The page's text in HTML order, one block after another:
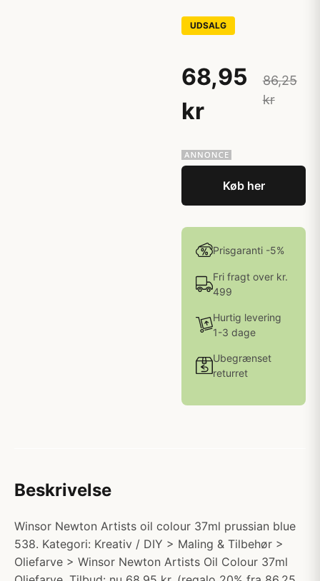
UDSALG
68,95
kr
86,25
kr
Køb her
Prisgaranti -5%
Fri fragt over kr.
499
Hurtig levering
1-3 dage
Ubegrænset
returret
Beskrivelse
Winsor Newton Artists oil colour 37ml prussian blue
538. Kategori: Kreativ / DIY > Maling & Tilbehør >
Oliefarve > Winsor Newton Artists Oil Colour 37ml